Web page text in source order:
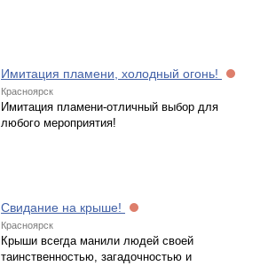
Имитация пламени, холодный огонь!
Красноярск
Имитация пламени-отличный выбор для
любого мероприятия!
Свидание на крыше!
Красноярск
Крыши всегда манили людей своей
таинственностью, загадочностью и